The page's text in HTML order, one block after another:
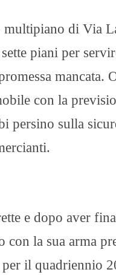
multipiano di Via
piani per
mancata.
con la
persino sulla
e dopo aver
con la sua arma
il quadriennio